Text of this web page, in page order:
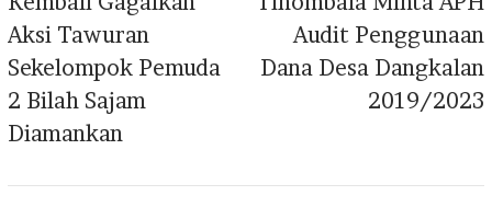
Aksi Tawuran
Sekelompok Pemuda
2 Bilah Sajam
Diamankan
Audit Penggunaan
Dana Desa Dangkalan
2019/2023